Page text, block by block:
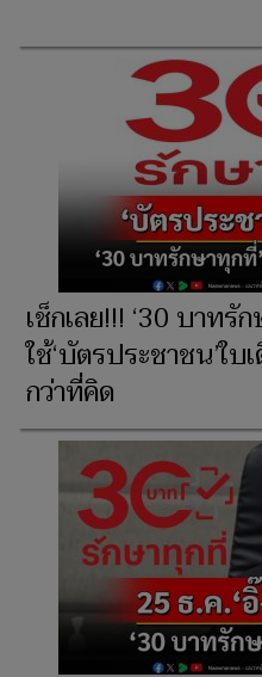
เช็กเลย!!! ‘30 บาทรั
ใช้‘บัตรประชาชน’ใบ
กว่าที่คิด